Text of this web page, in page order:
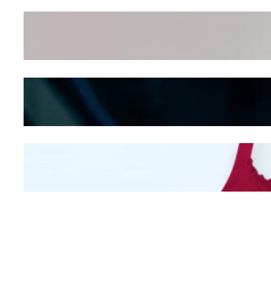
Wanita Pamer Pakaian
Kepribadian
Mengintip Kepribadian
Wanita Dari Warna Bra